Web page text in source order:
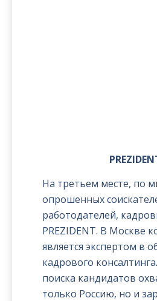
На третьем месте, по
опрошенных
работодателей,
PREZIDENT. В Москве
является экспертом в
кадрового
поиска кандидатов
только Россию, но и